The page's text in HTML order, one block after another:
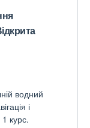
водний
і
курс.